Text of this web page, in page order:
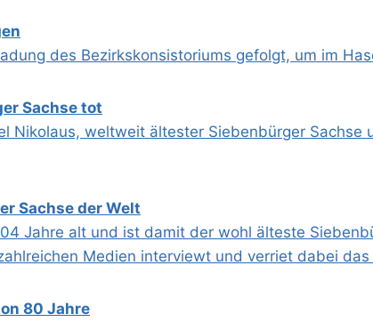
des Bezirkskonsistoriums gefolgt, um im
Sachse tot
Nikolaus, weltweit ältester Siebenbürger
Sachse der Welt
Jahre alt und ist damit der wohl älteste
Medien interviewt und verriet dabei
80 Jahre